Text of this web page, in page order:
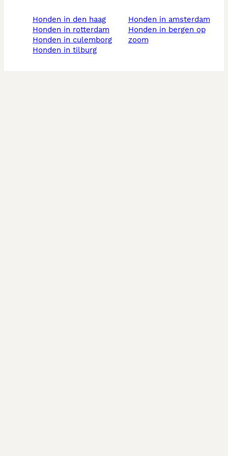
honden in den haag
honden in rotterdam
honden in culemborg
honden in tilburg
honden in amsterdam
honden in bergen op
zoom